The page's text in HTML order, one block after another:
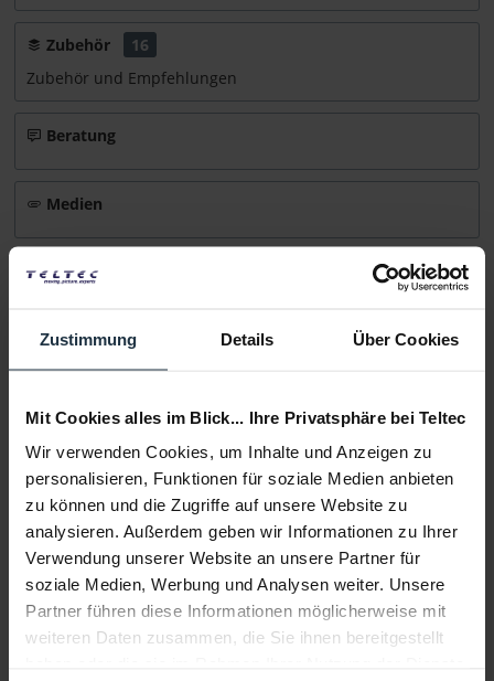
Zustimmung Details Über Cookies
Mit Cookies alles im Blick... Ihre Privatsphäre bei Teltec
Wir verwenden Cookies, um Inhalte und Anzeigen zu
personalisieren, Funktionen für soziale Medien anbieten
zu können und die Zugriffe auf unsere Website zu
analysieren. Außerdem geben wir Informationen zu Ihrer
Verwendung unserer Website an unsere Partner für
soziale Medien, Werbung und Analysen weiter. Unsere
Partner führen diese Informationen möglicherweise mit
weiteren Daten zusammen, die Sie ihnen bereitgestellt
Zubehör
16
Zubehör und Empfehlungen
Beratung
Medien
Infos zu Hersteller & Produktsicherheit
Weitere Artikel von Blackmagic Design ansehen
Blackmagic Design ATEM SDI Pro ISO
kompakter Digitaler SDI Live-Videomischer mit vier...